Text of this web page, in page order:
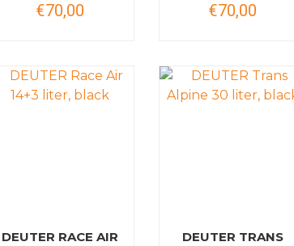
€70,00 €70,00
DEUTER RACE AIR
DEUTER TRANS